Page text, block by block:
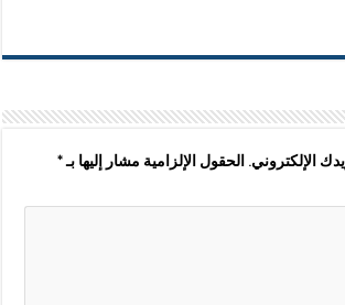
الإلكتروني. الحقول الإلزامية مشار إليها بـ*